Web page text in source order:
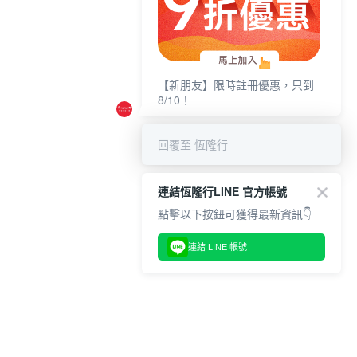
【新朋友】限時註冊優惠，只到
8/10！
回覆至 恆隆行
連結恆隆行LINE 官方帳號
點擊以下按鈕可獲得最新資訊👇
連結 LINE 帳號